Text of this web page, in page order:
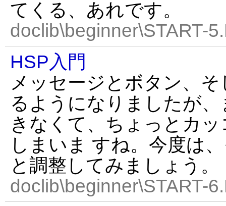
てくる、あれです。
doclib\beginner\START-
HSP入門
メッセージとボタン、
るようになりましたが
きなくて、ちょっとカ
しまいま すね。今度は
と調整してみましょう。
doclib\beginner\START-